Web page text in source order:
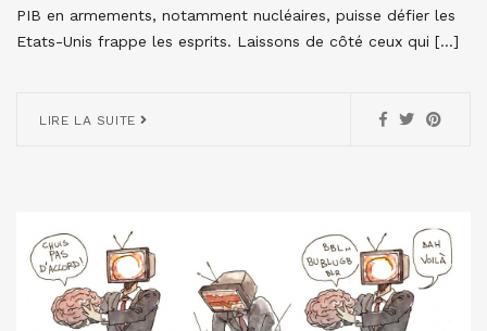
PIB en armements, notamment nucléaires, puisse défier les
Etats-Unis frappe les esprits. Laissons de côté ceux qui […]
LIRE LA SUITE